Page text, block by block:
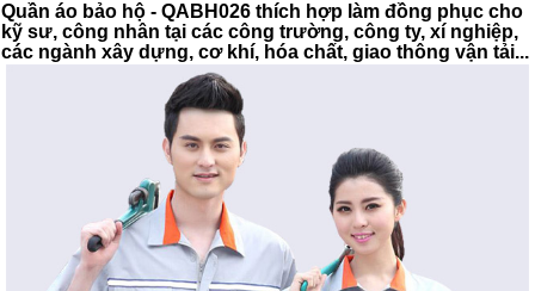
Quần áo bảo hộ - QABH026 thích hợp làm đồng phục cho
kỹ sư, công nhân tại các công trường, công ty, xí nghiệp,
các ngành xây dựng, cơ khí, hóa chất, giao thông vận tải...